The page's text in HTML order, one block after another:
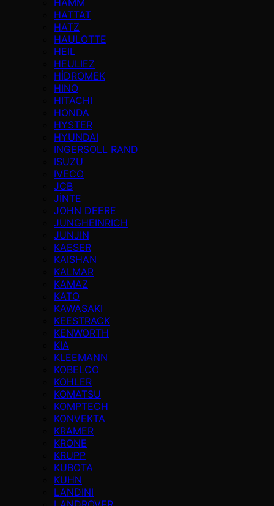
HATTAT
HATZ
HAULOTTE
HEIL
HEULIEZ
HİDROMEK
HINO
HITACHI
HONDA
HYSTER
HYUNDAI
INGERSOLL RAND
ISUZU
IVECO
JCB
JİNTE
JOHN DEERE
JUNGHEINRICH
JUNJIN
KAESER
KAISHAN
KALMAR
KAMAZ
KATO
KAWASAKI
KEESTRACK
KENWORTH
KIA
KLEEMANN
KOBELCO
KOHLER
KOMATSU
KOMPTECH
KONVEKTA
KRAMER
KRONE
KRUPP
KUBOTA
KUHN
LANDINI